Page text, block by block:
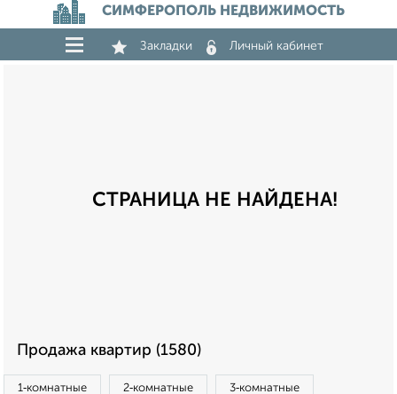
СИМФЕРОПОЛЬ НЕДВИЖИМОСТЬ
Закладки Личный кабинет
СТРАНИЦА НЕ НАЙДЕНА!
Продажа квартир (1580)
1‑комнатные 2‑комнатные 3‑комнатные